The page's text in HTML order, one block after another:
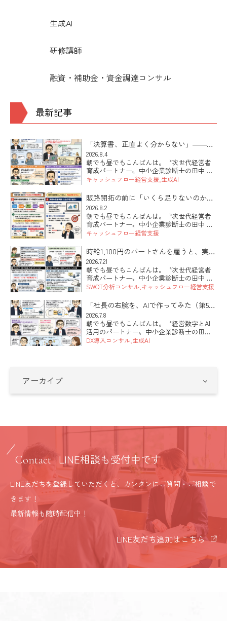
生成AI
研修講師
融資・補助金・資金調達コンサル
最新記事
「決算書、正直よく分からない」――そ
の社長にこそ効くAIの使い方
2026.8.4
朝でも昼でもこんばんは。〝次世代経営者
育成パートナー〟中小企業診断士の田中 健
太郎です。 本日は「決算書が読めない社長
になる第一歩」のお話です。最近シリーズ
でお伝えしているAI活用 […]
キャッシュフロー経営支援 生成AI
販路開拓の前に「いくら足りないのか」
を出していますか
2026.8.2
朝でも昼でもこんばんは。〝次世代経営者
育成パートナー〟中小企業診断士の田中 健
太郎です。 本日は「販路開拓と数字のつな
と自体は、まったく正しい。ただ、現状の
数字を握らないまま「とにか […]
キャッシュフロー経営支援
時給1,100円のパートさんを雇うと、実際
いくらかかるのか？っていう雇用問題の
話。
2026.7.21
朝でも昼でもこんばんは。〝次世代経営者
育成パートナー〟中小企業診断士の田中 健
太郎です。 本日は「人を雇うのが怖い」と
さんから、こんな言葉が出てきました。時
給に見合う働きをしてくれる […]
SWOT分析コンサル キャッシュフロー経営支援
「社長の右腕を、AIで作ってみた（第5
回・最終回）」
2026.7.8
朝でも昼でもこんばんは。〝経営数字とAI
活用のパートナー〟中小企業診断士の田中
健太郎です。 全5回でお届けしてきた「社長
DX導入コンサル 生成AI
Contact LINE相談も受付中です
LINE友だちを登録していただくと、カンタンにご質問・ご相談で
きます！
最新情報も随時配信中！
LINE友だち追加はこちら